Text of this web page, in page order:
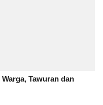
Tawuran dan